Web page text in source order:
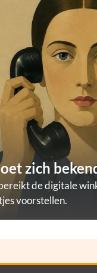
zich
de digitale
voorstellen.